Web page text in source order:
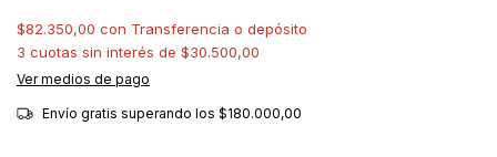
$82.350,00 con Transferencia o depósito
3 cuotas sin interés de $30.500,00
Ver medios de pago
Envío gratis superando los $180.000,00